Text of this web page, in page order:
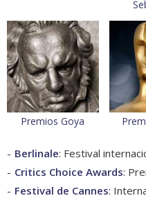
Premios Goya
Berlinale: Festival
Critics Choice Awards:
Festival de Cannes: